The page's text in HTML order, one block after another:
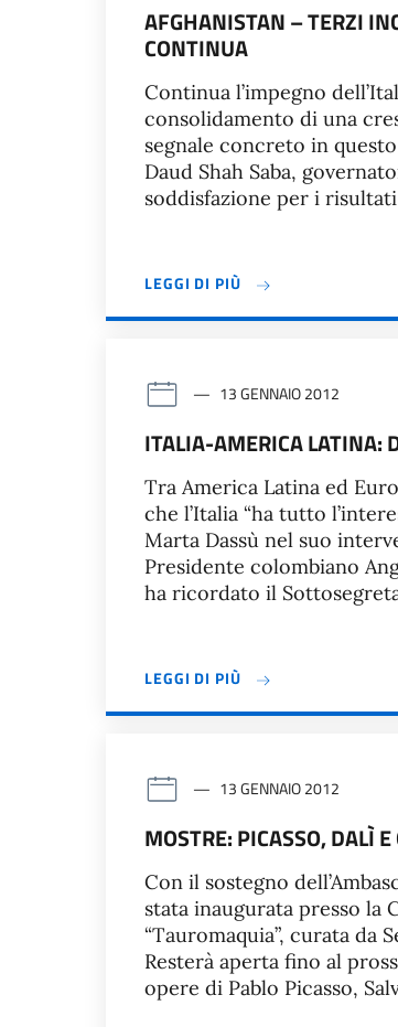
AFGHANISTAN – TERZI
CONTINUA
Continua l’impegno
consolidamento di una
segnale concreto in
Daud Shah Saba,
soddisfazione per i
LEGGI DI PIÙ
13 GENNAIO 2012
ITALIA-AMERICA LATINA:
Tra America Latina ed
che l’Italia “ha tutto
Marta Dassù nel suo
Presidente colombiano
ha ricordato il
LEGGI DI PIÙ
13 GENNAIO 2012
MOSTRE: PICASSO, DALÌ
Con il sostegno
stata inaugurata presso la
“Tauromaquia”, curata da
Resterà aperta fino al
opere di Pablo Picasso,